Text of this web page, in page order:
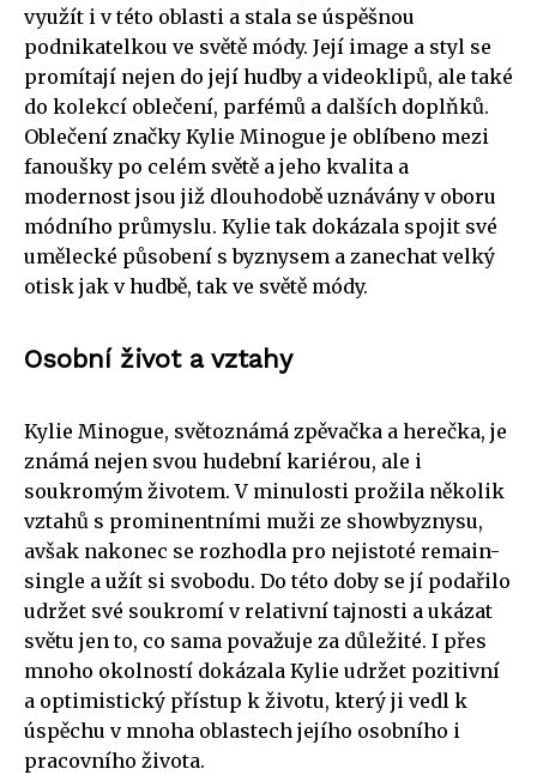
využít i v této oblasti a stala se úspěšnou
podnikatelkou ve světě módy. Její image a styl se
promítají nejen do její hudby a videoklipů, ale také
do kolekcí oblečení, parfémů a dalších doplňků.
Oblečení značky Kylie Minogue je oblíbeno mezi
fanoušky po celém světě a jeho kvalita a
modernost jsou již dlouhodobě uznávány v oboru
módního průmyslu. Kylie tak dokázala spojit své
umělecké působení s byznysem a zanechat velký
otisk jak v hudbě, tak ve světě módy.
Osobní život a vztahy
Kylie Minogue, světoznámá zpěvačka a herečka, je
známá nejen svou hudební kariérou, ale i
soukromým životem. V minulosti prožila několik
vztahů s prominentními muži ze showbyznysu,
avšak nakonec se rozhodla pro nejistoté remain-
single a užít si svobodu. Do této doby se jí podařilo
udržet své soukromí v relativní tajnosti a ukázat
světu jen to, co sama považuje za důležité. I přes
mnoho okolností dokázala Kylie udržet pozitivní
a optimistický přístup k životu, který ji vedl k
úspěchu v mnoha oblastech jejího osobního i
pracovního života.